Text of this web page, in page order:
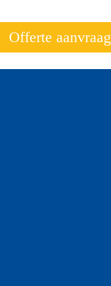
Offerte aanvraag